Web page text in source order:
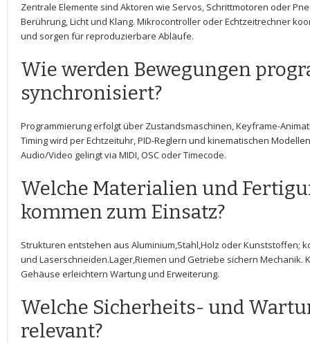
Zentrale ⁢Elemente sind Aktoren⁣ wie⁢ Servos, Schrittmotoren ⁢oder‌
Berührung, Licht und Klang. Mikrocontroller oder Echtzeitrechner
und sorgen​ für reproduzierbare Abläufe.
Wie werden Bewegungen
synchronisiert?
Programmierung erfolgt über Zustandsmaschinen, ​Keyframe-
Timing⁤ wird per⁤ Echtzeituhr, PID-Reglern und kinematischen
Audio/Video gelingt via MIDI, OSC​ oder Timecode.
Welche Materialien und
kommen zum Einsatz?
Strukturen entstehen aus Aluminium,Stahl,Holz⁤ oder Kunststoffen;
und ⁢Laserschneiden.Lager,Riemen und Getriebe sichern Mechanik.
⁤Gehäuse erleichtern Wartung und ‌Erweiterung.
Welche Sicherheits- und
relevant?